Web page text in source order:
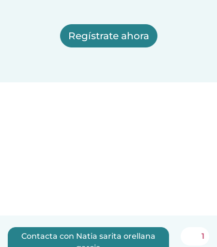
Regístrate ahora
Contacta con Natia sarita orellana
1